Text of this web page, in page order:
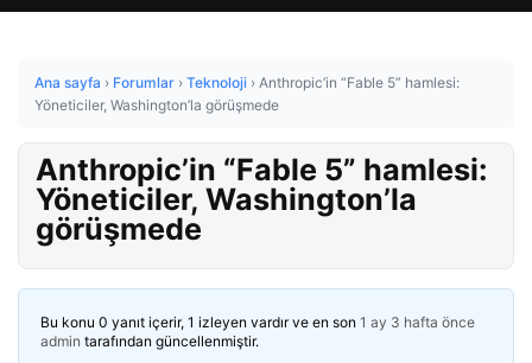
Ana sayfa › Forumlar › Teknoloji › Anthropic’in “Fable 5” hamlesi:
Yöneticiler, Washington’la görüşmede
Anthropic’in “Fable 5” hamlesi:
Yöneticiler, Washington’la
görüşmede
Bu konu 0 yanıt içerir, 1 izleyen vardır ve en son 1 ay 3 hafta önce
admin tarafından güncellenmiştir.